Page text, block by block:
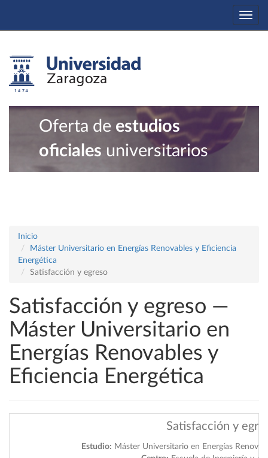
Oferta de estudios
oficiales universitarios
Inicio
Máster Universitario en Energías Renovables y Eficiencia
Energética
Satisfacción y egreso
Satisfacción y egreso —
Máster Universitario en
Energías Renovables y
Eficiencia Energética
Satisfacción y
Estudio: Máster Universitario en Energías